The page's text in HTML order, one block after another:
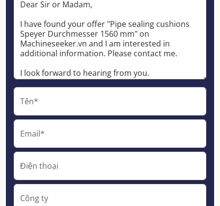
Tên*
Email*
Điện thoại
Công ty